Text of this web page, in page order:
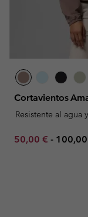
Cortavientos
Resistente al agua
Minimum sale
50,00 € -